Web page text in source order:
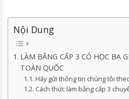
Nội Dung
LÀM BẰNG CẤP 3 CÓ HỌC BẠ
TOÀN QUỐC
Hãy gửi thông tin chúng tôi
Cách thức làm bằng cấp 3